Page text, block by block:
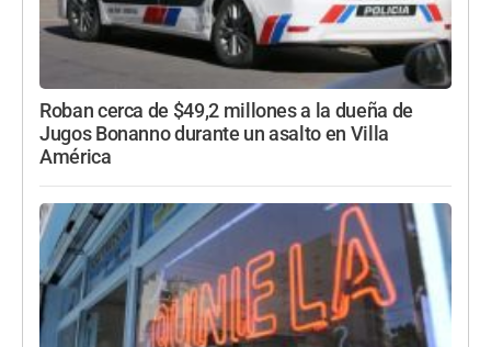
Roban cerca de $49,2 millones a la dueña de
Jugos Bonanno durante un asalto en Villa
América